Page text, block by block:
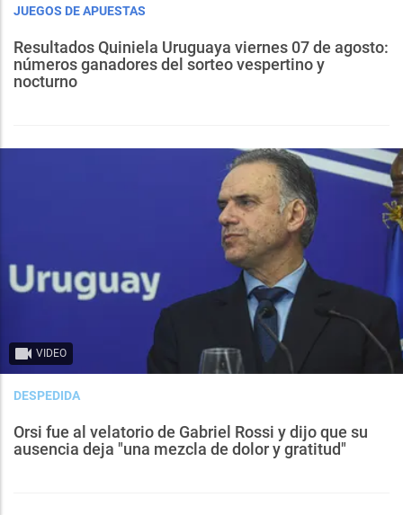
JUEGOS DE APUESTAS
Resultados Quiniela Uruguaya viernes 07 de agosto:
números ganadores del sorteo vespertino y
nocturno
VIDEO
DESPEDIDA
Orsi fue al velatorio de Gabriel Rossi y dijo que su
ausencia deja "una mezcla de dolor y gratitud"